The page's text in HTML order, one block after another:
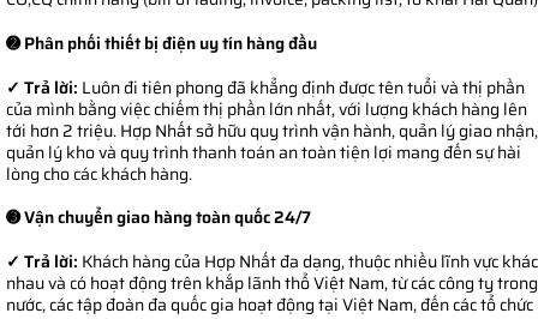
➋ Phân phối thiết bị điện uy tín hàng đầu
✓ Trả lời: Luôn đi tiên phong đã khẳng định được tên tuổi và thị phần
của mình bằng việc chiếm thị phần lớn nhất, với lượng khách hàng lên
tới hơn 2 triệu. Hợp Nhất sở hữu quy trình vận hành, quản lý giao nhận,
quản lý kho và quy trình thanh toán an toàn tiện lợi mang đến sự hài
lòng cho các khách hàng.
➌ Vận chuyển giao hàng toàn quốc 24/7
✓ Trả lời: Khách hàng của Hợp Nhất đa dạng, thuộc nhiều lĩnh vực khác
nhau và có hoạt động trên khắp lãnh thổ Việt Nam, từ các công ty trong
nước, các tập đoàn đa quốc gia hoạt động tại Việt Nam, đến các tổ chức